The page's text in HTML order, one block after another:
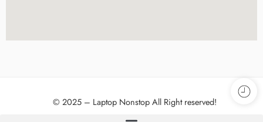
© 2025 – Laptop Nonstop All Right reserved!